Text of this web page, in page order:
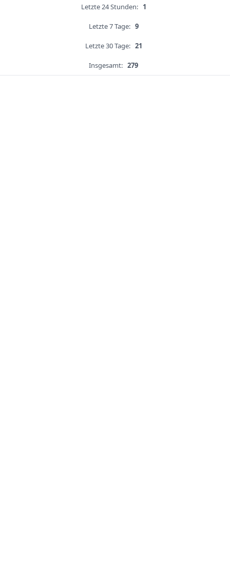
Letzte 24 Stunden: 1
Letzte 7 Tage: 9
Letzte 30 Tage: 21
Insgesamt: 279